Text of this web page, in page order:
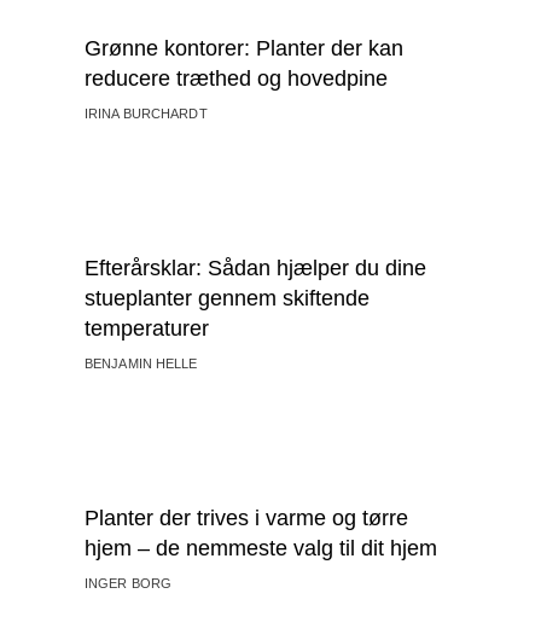
Grønne kontorer: Planter der kan
reducere træthed og hovedpine
IRINA BURCHARDT
Efterårsklar: Sådan hjælper du dine
stueplanter gennem skiftende
temperaturer
BENJAMIN HELLE
Planter der trives i varme og tørre
hjem – de nemmeste valg til dit hjem
INGER BORG